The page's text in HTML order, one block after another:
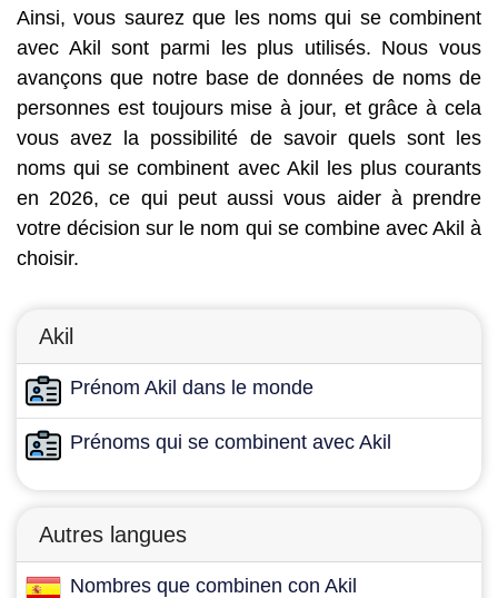
Ainsi, vous saurez que les noms qui se combinent
avec Akil sont parmi les plus utilisés. Nous vous
avançons que notre base de données de noms de
personnes est toujours mise à jour, et grâce à cela
vous avez la possibilité de savoir quels sont les
noms qui se combinent avec Akil les plus courants
en 2026, ce qui peut aussi vous aider à prendre
votre décision sur le nom qui se combine avec Akil à
choisir.
Akil
Prénom Akil dans le monde
Prénoms qui se combinent avec Akil
Autres langues
Nombres que combinen con Akil